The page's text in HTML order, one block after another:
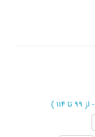
از 99 تا 114 )